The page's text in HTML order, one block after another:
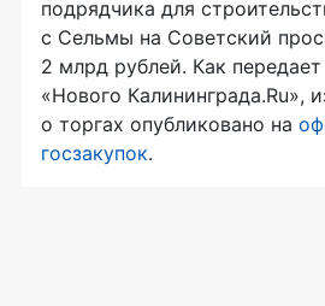
подрядчика для
с Сельмы на Советский
2 млрд рублей. Как
«Нового Калининграда.Ru»,
о торгах опубликовано на
госзакупок.